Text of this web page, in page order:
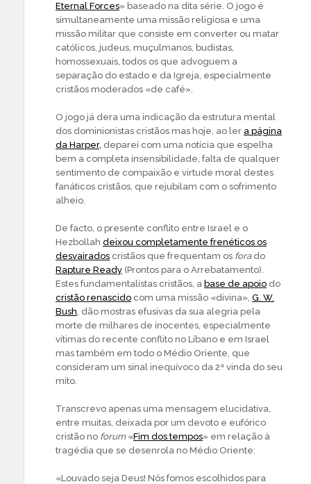
Eternal Forces» baseado na dita série. O jogo é
simultaneamente uma missão religiosa e uma
missão militar que consiste em converter ou matar
católicos, judeus, muçulmanos, budistas,
homossexuais, todos os que advoguem a
separação do estado e da Igreja, especialmente
cristãos moderados «de café».
O jogo já dera uma indicação da estrutura mental
dos dominionistas cristãos mas hoje, ao ler a página
da Harper, deparei com uma notícia que espelha
bem a completa insensibilidade, falta de qualquer
sentimento de compaixão e virtude moral destes
fanáticos cristãos, que rejubilam com o sofrimento
alheio.
De facto, o presente conflito entre Israel e o
Hezbollah deixou completamente frenéticos os
desvairados cristãos que frequentam os forado
Rapture Ready (Prontos para o Arrebatamento).
Estes fundamentalistas cristãos, a base de apoio do
cristão renascido com uma missão «divina», G. W.
Bush, dão mostras efusivas da sua alegria pela
morte de milhares de inocentes, especialmente
vítimas do recente conflito no Líbano e em Israel
mas também em todo o Médio Oriente, que
consideram um sinal inequívoco da 2ª vinda do seu
mito.
Transcrevo apenas uma mensagem elucidativa,
entre muitas, deixada por um devoto e eufórico
cristão no forum«Fim dos tempos» em relação à
tragédia que se desenrola no Médio Oriente:
«Louvado seja Deus! Nós fomos escolhidos para